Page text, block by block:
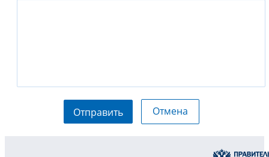
Отправить Отмена